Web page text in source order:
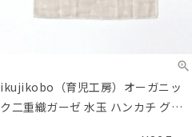
ikujikobo（育児工房）オーガニッ
ク二重織ガーゼ 水玉 ハンカチ グレ